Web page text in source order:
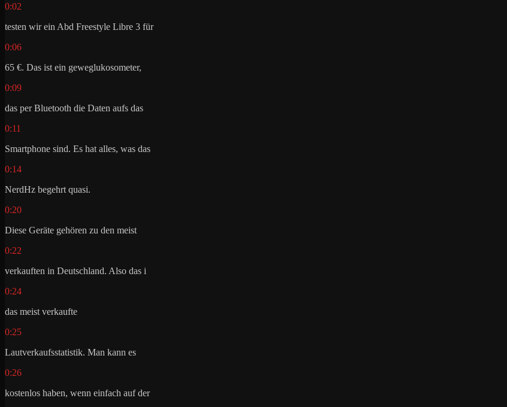
0:02
testen wir ein Abd Freestyle Libre 3 für
0:06
65 €. Das ist ein geweglukosometer,
0:09
das per Bluetooth die Daten aufs das
0:11
Smartphone sind. Es hat alles, was das
0:14
NerdHz begehrt quasi.
0:20
Diese Geräte gehören zu den meist
0:22
verkauften in Deutschland. Also das i
0:24
das meist verkaufte
0:25
Lautverkaufsstatistik. Man kann es
0:26
kostenlos haben, wenn einfach auf der